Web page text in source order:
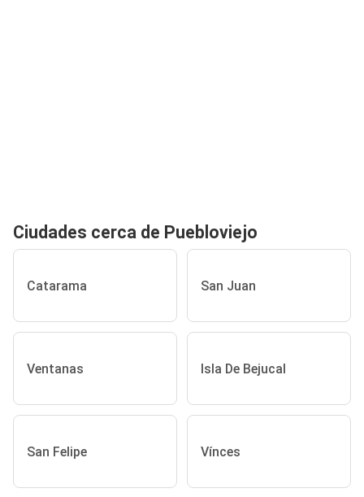
Ciudades cerca de Puebloviejo
Catarama San Juan
Ventanas Isla De Bejucal
San Felipe Vínces